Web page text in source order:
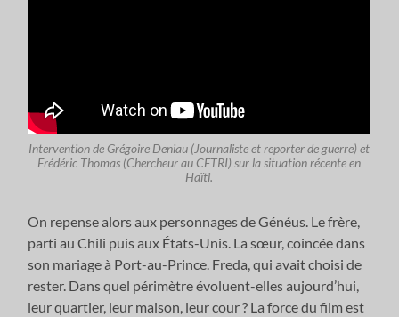
Intervention de Grégoire Deniau (Journaliste et reporter de guerre) et
Frédéric Thomas (Chercheur au CETRI) sur la situation récente en
Haïti.
On repense alors aux personnages de Généus. Le frère,
parti au Chili puis aux États-Unis. La sœur, coincée dans
son mariage à Port-au-Prince. Freda, qui avait choisi de
rester. Dans quel périmètre évoluent-elles aujourd’hui,
leur quartier, leur maison, leur cour ? La force du film est